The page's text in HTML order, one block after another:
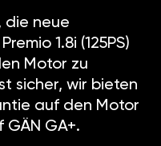
die neue
1.8i (125PS)
Motor zu
sicher, wir bieten
auf den Motor
GA+.